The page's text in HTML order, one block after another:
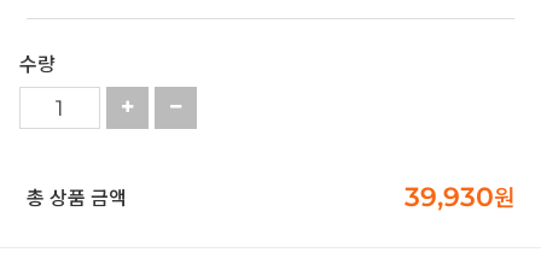
수량
총 상품 금액 39,930원